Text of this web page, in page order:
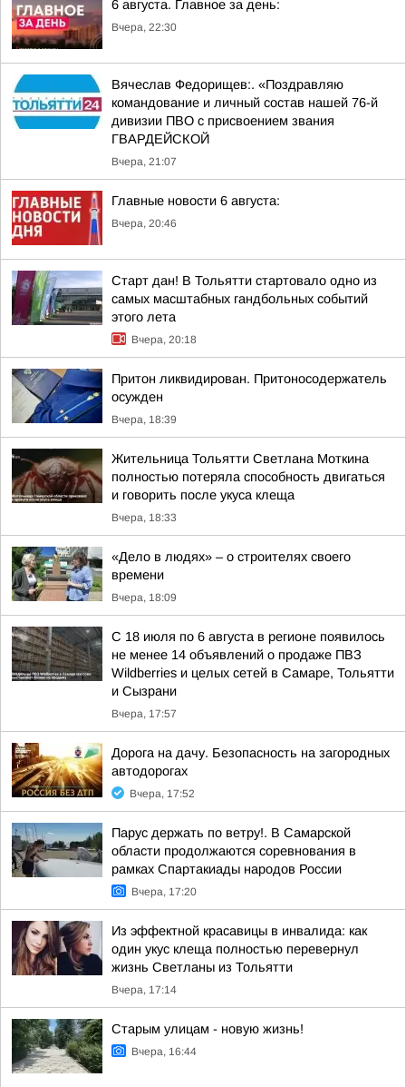
6 августа. Главное за день:
Вчера, 22:30
Вячеслав Федорищев:. «Поздравляю
командование и личный состав нашей 76-й
дивизии ПВО с присвоением звания
ГВАРДЕЙСКОЙ
Вчера, 21:07
Главные новости 6 августа:
Вчера, 20:46
Старт дан! В Тольятти стартовало одно из
самых масштабных гандбольных событий
этого лета
Вчера, 20:18
Притон ликвидирован. Притоносодержатель
осужден
Вчера, 18:39
Жительница Тольятти Светлана Моткина
полностью потеряла способность двигаться
и говорить после укуса клеща
Вчера, 18:33
«Дело в людях» – о строителях своего
времени
Вчера, 18:09
С 18 июля по 6 августа в регионе появилось
не менее 14 объявлений о продаже ПВЗ
Wildberries и целых сетей в Самаре, Тольятти
и Сызрани
Вчера, 17:57
Дорога на дачу. Безопасность на загородных
автодорогах
Вчера, 17:52
Парус держать по ветру!. В Самарской
области продолжаются соревнования в
рамках Спартакиады народов России
Вчера, 17:20
Из эффектной красавицы в инвалида: как
один укус клеща полностью перевернул
жизнь Светланы из Тольятти
Вчера, 17:14
Старым улицам - новую жизнь!
Вчера, 16:44